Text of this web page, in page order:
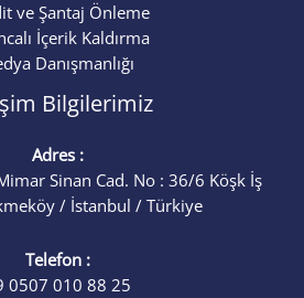
ve Şantaj Önleme
İçerik Kaldırma
Danışmanlığı
Bilgilerimiz
Adres :
Sinan Cad. No : 36/6 Köşk İş
/ İstanbul / Türkiye
Telefon :
0507 010 88 25